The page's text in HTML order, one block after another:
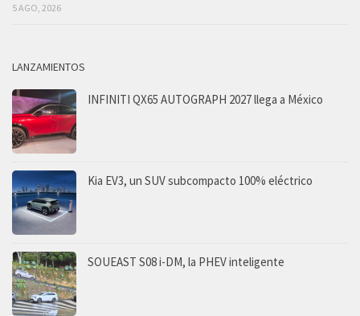
5 AGO, 2026
LANZAMIENTOS
INFINITI QX65 AUTOGRAPH 2027 llega a México
Kia EV3, un SUV subcompacto 100% eléctrico
SOUEAST S08 i-DM, la PHEV inteligente